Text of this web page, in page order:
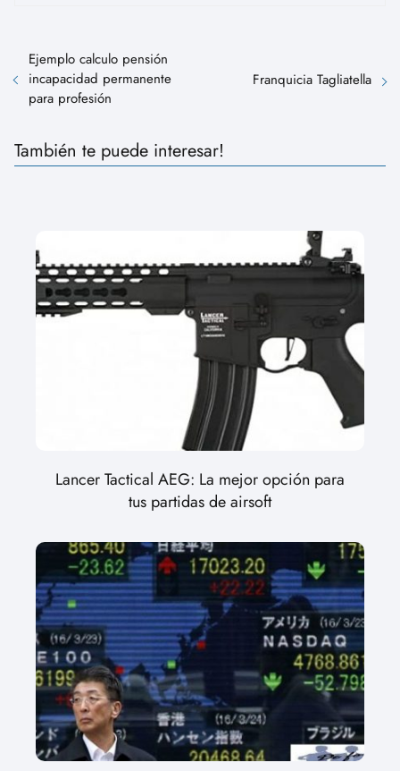
Ejemplo calculo pensión
incapacidad permanente
para profesión
Franquicia Tagliatella
También te puede interesar!
Lancer Tactical AEG: La mejor opción para
tus partidas de airsoft